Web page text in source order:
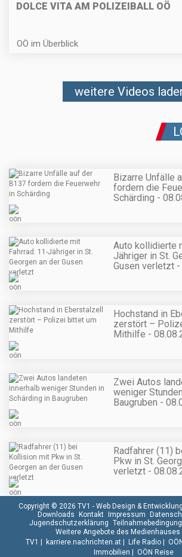
DOLCE VITA AM POLIZEIBALL OÖ
OÖ im Überblick
weitere Videos
Bizarre Unfälle
fordern die
Schärding -
Auto kollidierte
Jähriger in St.
Gusen verletzt
Hochstand in
zerstört –
Mithilfe -
Zwei Autos
weniger
Baugruben -
Radfahrer (11)
Pkw in St.
verletzt -
Copyright © 2026 TV1 - Web Design &
Downloads Kontakt Impressum
Jugendschutzerklärung
Weitere Angebote des Medienhauses
TV1 | karriere.nachrichten.at| Life Radio|
Immobilien | OÖN Reise